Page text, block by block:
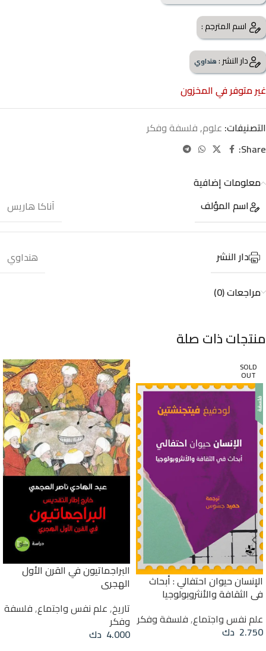
اسم المترجم :
دار النشر :هنداوي
غير متوفر في المخزون
التصنيفات: علوم,فلسفة وفكر
Share:
معلومات إضافية
اسم المؤلف
آناكا هاريس
دار النشر
هنداوي
مراجعات (0)
منتجات ذات صلة
SOLD
OUT
الإنسان حيوان احتفالي : أبحاث
في الثقافة والأنثروبولوجيا
علم نفس واجتماع,فلسفة وفكر
2.750 دك
البراجماتيون في القرن الأول
الهجري
تاريخ,علم نفس واجتماع,فلسفة
وفكر
4.000 دك